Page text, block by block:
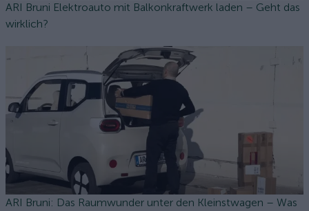
ARI Bruni Elektroauto mit Balkonkraftwerk laden – Geht das
wirklich?
ARI Bruni: Das Raumwunder unter den Kleinstwagen – Was